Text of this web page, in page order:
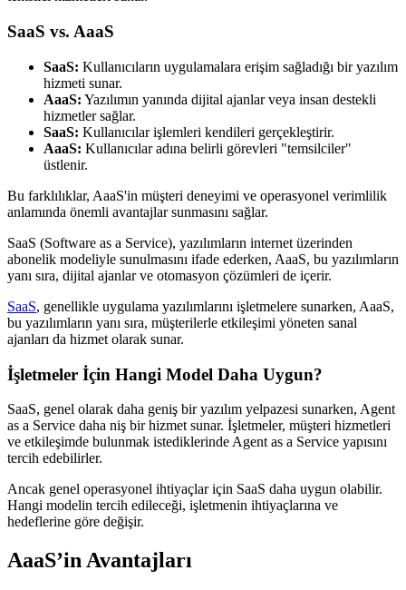
SaaS vs. AaaS
SaaS: Kullanıcıların uygulamalara erişim sağladığı bir yazılım
hizmeti sunar.
AaaS: Yazılımın yanında dijital ajanlar veya insan destekli
hizmetler sağlar.
SaaS: Kullanıcılar işlemleri kendileri gerçekleştirir.
AaaS: Kullanıcılar adına belirli görevleri "temsilciler"
üstlenir.
Bu farklılıklar, AaaS'in müşteri deneyimi ve operasyonel verimlilik
anlamında önemli avantajlar sunmasını sağlar.
SaaS (Software as a Service), yazılımların internet üzerinden
abonelik modeliyle sunulmasını ifade ederken, AaaS, bu yazılımların
yanı sıra, dijital ajanlar ve otomasyon çözümleri de içerir.
SaaS, genellikle uygulama yazılımlarını işletmelere sunarken, AaaS,
bu yazılımların yanı sıra, müşterilerle etkileşimi yöneten sanal
ajanları da hizmet olarak sunar.
İşletmeler İçin Hangi Model Daha Uygun?
SaaS, genel olarak daha geniş bir yazılım yelpazesi sunarken, Agent
as a Service daha niş bir hizmet sunar. İşletmeler, müşteri hizmetleri
ve etkileşimde bulunmak istediklerinde Agent as a Service yapısını
tercih edebilirler.
Ancak genel operasyonel ihtiyaçlar için SaaS daha uygun olabilir.
Hangi modelin tercih edileceği, işletmenin ihtiyaçlarına ve
hedeflerine göre değişir.
AaaS’in Avantajları